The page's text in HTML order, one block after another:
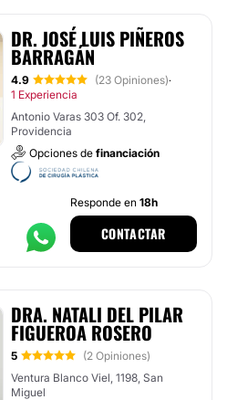
DR. JOSÉ LUIS PIÑEROS
BARRAGÁN
4.9 (23 Opiniones)·
1 Experiencia
Antonio Varas 303 Of. 302,
Providencia
Opciones de financiación
Responde en 18h
CONTACTAR
DRA. NATALI DEL PILAR
FIGUEROA ROSERO
5
(2 Opiniones)
Ventura Blanco Viel, 1198, San
Miguel